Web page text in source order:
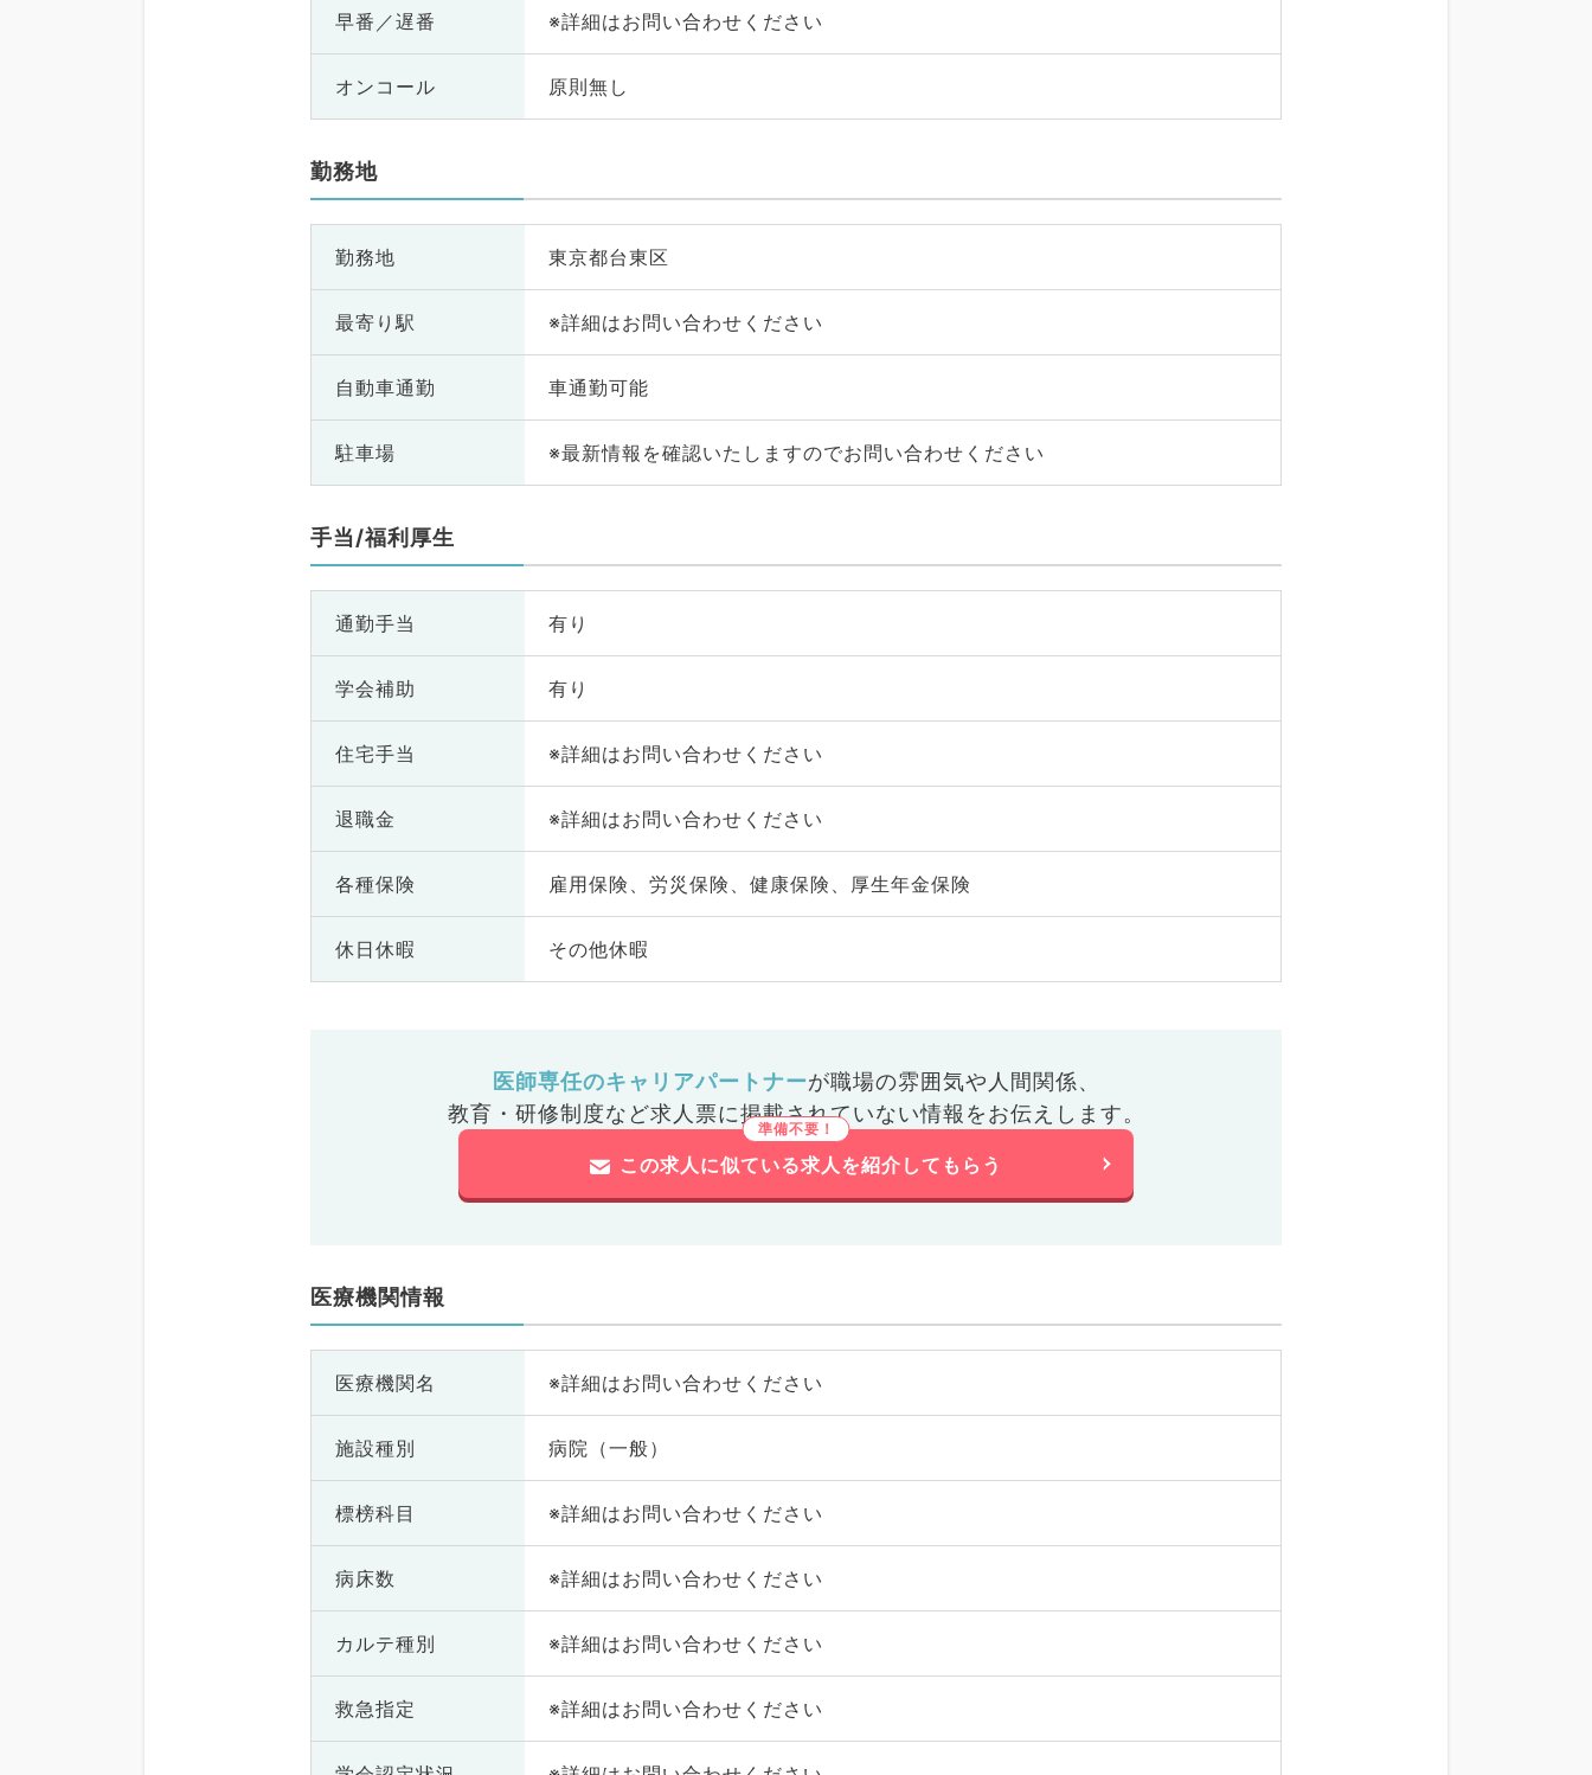
早番／遅番 ※詳細はお問い合わせください
オンコール 原則無し
勤務地
勤務地 東京都台東区
最寄り駅 ※詳細はお問い合わせください
自動車通勤 車通勤可能
駐車場 ※最新情報を確認いたしますのでお問い合わせください
手当/福利厚生
通勤手当 有り
学会補助 有り
住宅手当 ※詳細はお問い合わせください
退職金 ※詳細はお問い合わせください
各種保険 雇用保険、労災保険、健康保険、厚生年金保険
休日休暇 その他休暇
医師専任のキャリアパートナーが職場の雰囲気や人間関係、
教育・研修制度など求人票に掲載されていない情報をお伝えします。
この求人に似ている求人を紹介してもらう
医療機関情報
医療機関名 ※詳細はお問い合わせください
施設種別 病院（一般）
標榜科目 ※詳細はお問い合わせください
病床数 ※詳細はお問い合わせください
カルテ種別 ※詳細はお問い合わせください
救急指定 ※詳細はお問い合わせください